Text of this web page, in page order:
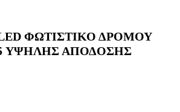
LED ΦΩΤΙΣΤΙΚΟ ΔΡΟΜΟΥ
ΥΨΗΛΗΣ ΑΠΟΔΟΣΗΣ